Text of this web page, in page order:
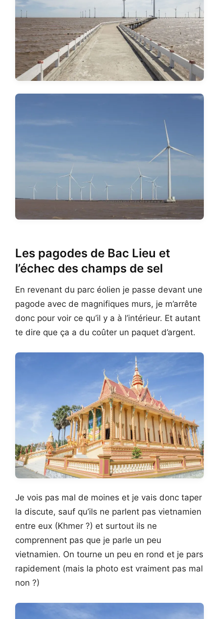
Les pagodes de Bac Lieu et
l’échec des champs de sel
En revenant du parc éolien je passe devant une
pagode avec de magnifiques murs, je m’arrête
donc pour voir ce qu’il y a à l’intérieur. Et autant
te dire que ça a du coûter un paquet d’argent.
Je vois pas mal de moines et je vais donc taper
la discute, sauf qu’ils ne parlent pas vietnamien
entre eux (Khmer ?) et surtout ils ne
comprennent pas que je parle un peu
vietnamien. On tourne un peu en rond et je pars
rapidement (mais la photo est vraiment pas mal
non ?)